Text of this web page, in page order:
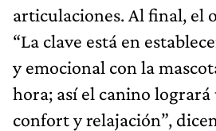
articulaciones. Al final, el
“La clave está en
y emocional con la
hora; así el canino logrará
confort y relajación”,